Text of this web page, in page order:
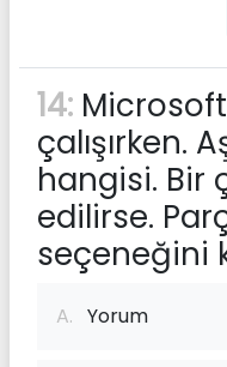
14:
çalışırken.
hangisi. Bir
edilirse.
seçeneğini
A. Yorum